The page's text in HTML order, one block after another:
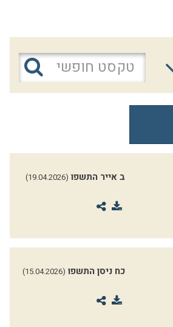
ב אייר התשפו (19.04.2026)
כח ניסן התשפו (15.04.2026)